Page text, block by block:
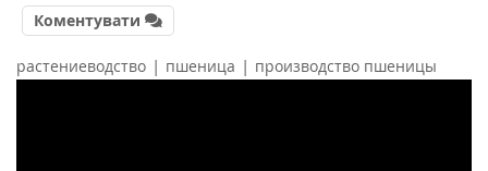
Коментувати
растениеводство | пшеница | производство пшеницы